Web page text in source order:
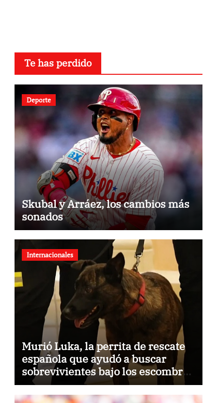
Te has perdido
Deporte
Skubal y Arráez, los cambios más
sonados
Internacionales
Murió Luka, la perrita de rescate
española que ayudó a buscar
sobrevivientes bajo los escombros
tras los terremotos